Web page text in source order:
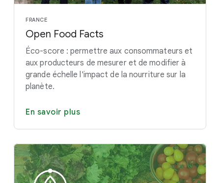
FRANCE
Open Food Facts
Éco-score : permettre aux consommateurs et
aux producteurs de mesurer et de modifier à
grande échelle l'impact de la nourriture sur la
planète.
En savoir plus